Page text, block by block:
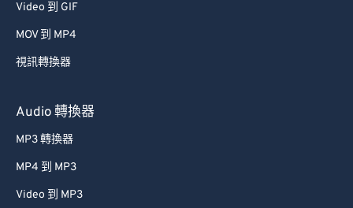
Video 到 GIF
MOV 到 MP4
視訊轉換器
Audio 轉換器
MP3 轉換器
MP4 到 MP3
Video 到 MP3